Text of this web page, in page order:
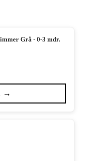
Grå - 0-3 mdr.
→